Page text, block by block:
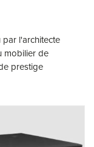
l'architecte
mobilier de
prestige